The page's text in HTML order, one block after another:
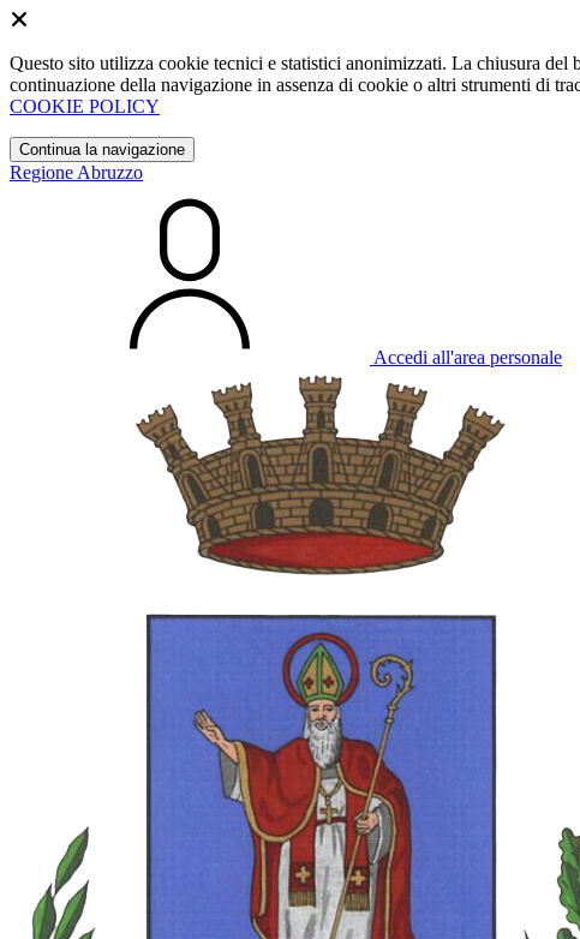
Questo sito utilizza cookie tecnici e statistici anonimizzati. La chiusura
continuazione della navigazione in assenza di cookie o altri strumenti di
COOKIE POLICY
Continua la navigazione
Regione Abruzzo
Accedi all'area personale